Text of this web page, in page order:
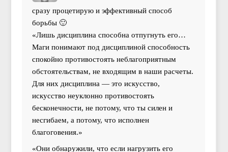
сразу процетирую и эффективный способ
борьбы 🙂
«Лишь дисциплина способна отпугнуть его…
Маги понимают под дисциплиной способность
спокойно противостоять неблагоприятным
обстоятельствам, не входящим в наши расчеты.
Для них дисциплина — это искусство,
искусство неуклонно противостоять
бесконечности, не потому, что ты силен и
несгибаем, а потому, что исполнен
благоговения.»
«Они обнаружили, что если нагрузить его